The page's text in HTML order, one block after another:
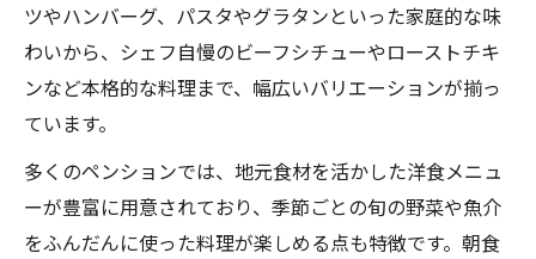
ツやハンバーグ、パスタやグラタンといった家庭的な味
わいから、シェフ自慢のビーフシチューやローストチキ
ンなど本格的な料理まで、幅広いバリエーションが揃っ
ています。
多くのペンションでは、地元食材を活かした洋食メニュ
ーが豊富に用意されており、季節ごとの旬の野菜や魚介
をふんだんに使った料理が楽しめる点も特徴です。朝食